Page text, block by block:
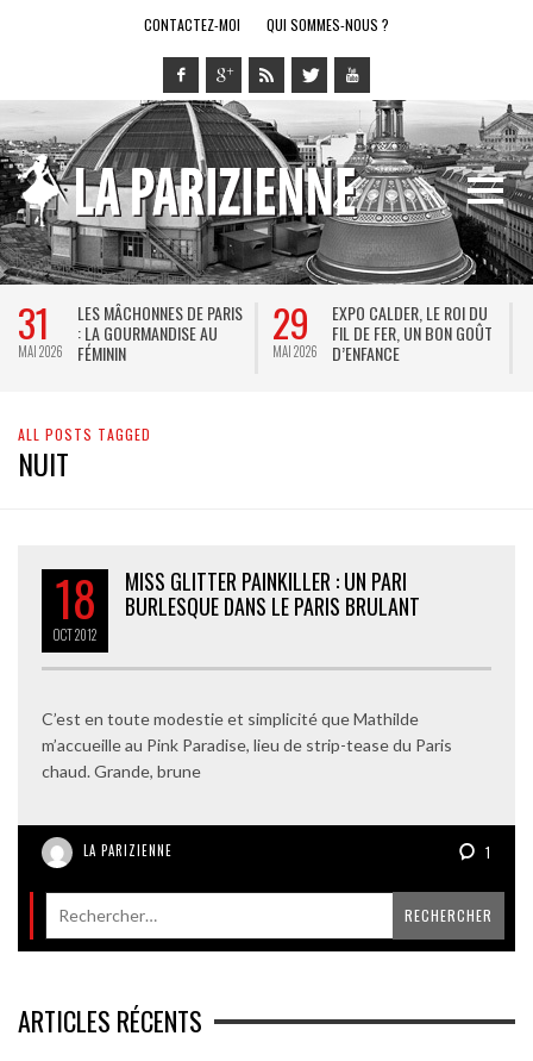
CONTACTEZ-MOI QUI SOMMES-NOUS ?
31
MAI 2026
LES MÂCHONNES DE PARIS
: LA GOURMANDISE AU
FÉMININ
29
MAI 2026
EXPO CALDER, LE ROI DU
FIL DE FER, UN BON GOÛT
D’ENFANCE
ALL POSTS TAGGED
NUIT
18
OCT2012
MISS GLITTER PAINKILLER : UN PARI
BURLESQUE DANS LE PARIS BRULANT
C’est en toute modestie et simplicité que Mathilde
m’accueille au Pink Paradise, lieu de strip-tease du Paris
chaud. Grande, brune
LA PARIZIENNE 1
ARTICLES RÉCENTS